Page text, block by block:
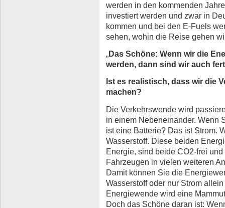
werden in den kommenden
investiert werden und zwar in
kommen und bei den E-Fuels
sehen, wohin die Reise gehen
„Das Schöne: Wenn wir die
werden, dann sind wir auch
Ist es realistisch, dass wir die
machen?
Die Verkehrswende wird
in einem Nebeneinander. Wenn
ist eine Batterie? Das ist Strom.
Wasserstoff. Diese beiden
Energie, sind beide CO2-frei
Fahrzeugen in vielen weiteren
Damit können Sie die
Wasserstoff oder nur Strom
Energiewende wird eine
Doch das Schöne daran ist: